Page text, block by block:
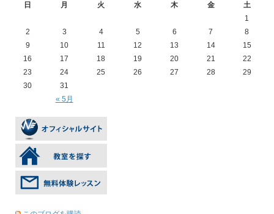
日
月 火 水 木 金 土
« 5月
1
2
3 4 5 6 7
8
9
10 11 12 13 14
15
16
17 18 19 20 21
22
23
24 25 26 27 28
29
30
31